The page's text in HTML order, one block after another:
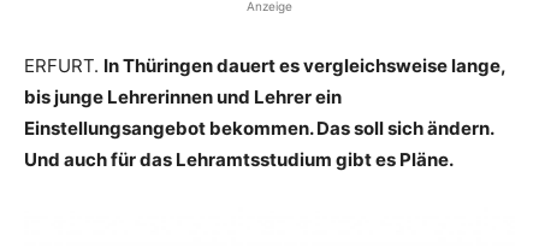
Anzeige
ERFURT. In Thüringen dauert es vergleichsweise lange,
bis junge Lehrerinnen und Lehrer ein
Einstellungsangebot bekommen. Das soll sich ändern.
Und auch für das Lehramtsstudium gibt es Pläne.